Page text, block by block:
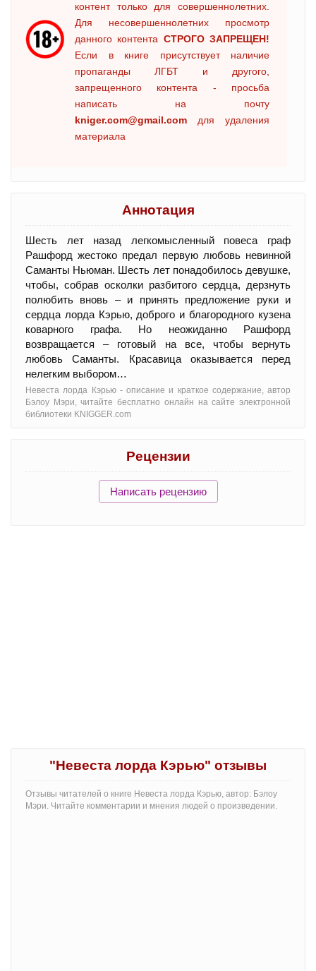
контент только для совершеннолетних.
Для несовершеннолетних просмотр
данного контента СТРОГО ЗАПРЕЩЕН!
Если в книге присутствует наличие
пропаганды ЛГБТ и другого,
запрещенного контента - просьба
написать на почту
kniger.com@gmail.com для удаления
материала
Аннотация
Шесть лет назад легкомысленный повеса граф
Рашфорд жестоко предал первую любовь невинной
Саманты Ньюман. Шесть лет понадобилось девушке,
чтобы, собрав осколки разбитого сердца, дерзнуть
полюбить вновь – и принять предложение руки и
сердца лорда Кэрью, доброго и благородного кузена
коварного графа. Но неожиданно Рашфорд
возвращается – готовый на все, чтобы вернуть
любовь Саманты. Красавица оказывается перед
нелегким выбором…
Невеста лорда Кэрью - oписание и краткое содержание, автор
Бэлоу Мэри, читайте бесплатно онлайн на сайте электронной
библиотеки KNIGGER.com
Рецензии
Написать рецензию
"Невеста лорда Кэрью" отзывы
Отзывы читателей о книге Невеста лорда Кэрью, автор: Бэлоу
Мэри. Читайте комментарии и мнения людей о произведении.